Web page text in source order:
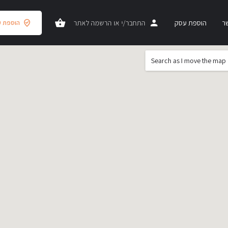
הוספת עסק התחבר/י או הרשמה לאתר הוספת
Search as I move the map